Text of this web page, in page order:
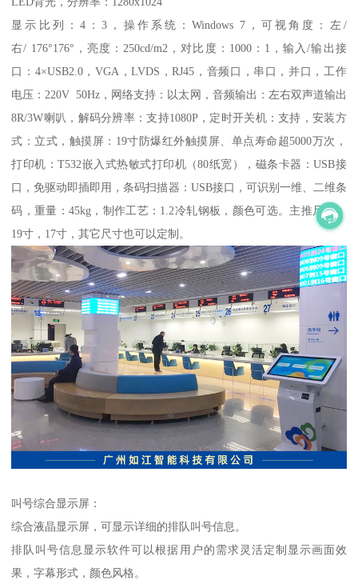
显示比列：4：3，操作系统：Windows 7，可视角度：左/
右/ 176°176°，亮度：250cd/m2，对比度：1000：1，输入/输出接
口：4×USB2.0，VGA，LVDS，RJ45，音频口，串口，并口，工作
电压：220V 50Hz，网络支持：以太网，音频输出：左右双声道输出
8R/3W喇叭，解码分辨率：支持1080P，定时开关机：支持，安装方
式：立式，触摸屏：19寸防爆红外触摸屏、单点寿命超5000万次，
打印机：T532嵌入式热敏式打印机（80纸宽），磁条卡器：USB接
口，免驱动即插即用，条码扫描器：USB接口，可识别一维、二维条
码，重量：45kg，制作工艺：1.2冷轧钢板，颜色可选。主推尺寸：
19寸，17寸，其它尺寸也可以定制。
叫号综合显示屏：
综合液晶显示屏，可显示详细的排队叫号信息。
排队叫号信息显示软件可以根据用户的需求灵活定制显示画面效
果，字幕形式，颜色风格。